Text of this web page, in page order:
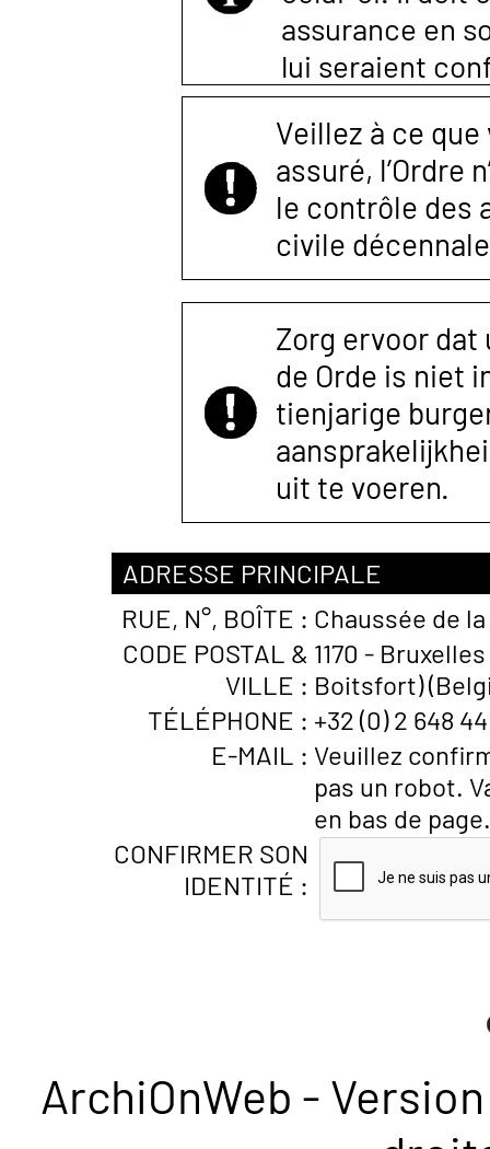
assurance en
lui seraient
Veillez à ce
assuré, l’Ordre
le contrôle des
civile
Zorg ervoor
de Orde is niet
tienjarige
uit te voeren.
ADRESSE PRINCIPALE
RUE, N°, BOÎTE : Chaussée de
CODE POSTAL &
VILLE :
1170 -
Boitsfort)
TÉLÉPHONE : +32 (0) 2 648
E-MAIL : Veuillez
pas un robot.
en bas de page.
CONFIRMER SON
IDENTITÉ :
ArchiOnWeb -